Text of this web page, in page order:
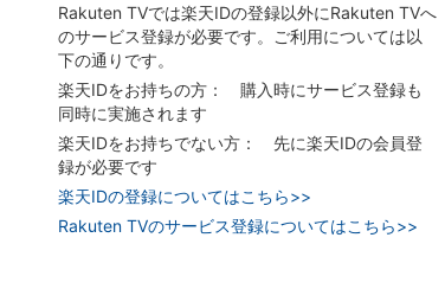
Rakuten TVでは楽天IDの登録以外にRakuten TVへ
のサービス登録が必要です。ご利用については以
下の通りです。
楽天IDをお持ちの方： 購入時にサービス登録も
同時に実施されます
楽天IDをお持ちでない方： 先に楽天IDの会員登
録が必要です
楽天IDの登録についてはこちら>>
Rakuten TVのサービス登録についてはこちら>>